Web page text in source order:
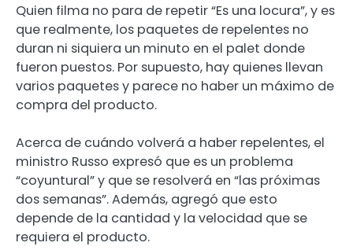
Quien filma no para de repetir “Es una locura”, y es
que realmente, los paquetes de repelentes no
duran ni siquiera un minuto en el palet donde
fueron puestos. Por supuesto, hay quienes llevan
varios paquetes y parece no haber un máximo de
compra del producto.
Acerca de cuándo volverá a haber repelentes, el
ministro Russo expresó que es un problema
“coyuntural” y que se resolverá en “las próximas
dos semanas”. Además, agregó que esto
depende de la cantidad y la velocidad que se
requiera el producto.